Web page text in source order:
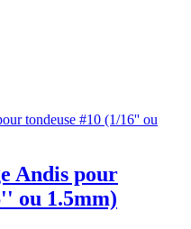
Andis pour
ou 1.5mm)